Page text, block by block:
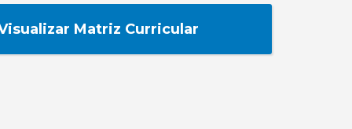
Matriz Curricular